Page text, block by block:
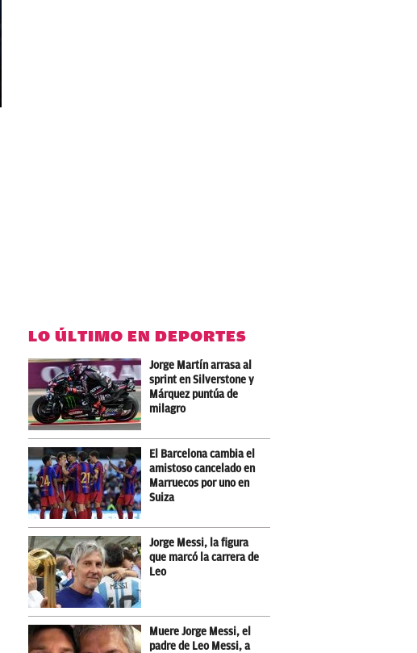
LO ÚLTIMO EN DEPORTES
Jorge Martín arrasa al
sprint en Silverstone y
Márquez puntúa de
milagro
El Barcelona cambia el
amistoso cancelado en
Marruecos por uno en
Suiza
Jorge Messi, la figura
que marcó la carrera de
Leo
Muere Jorge Messi, el
padre de Leo Messi, a